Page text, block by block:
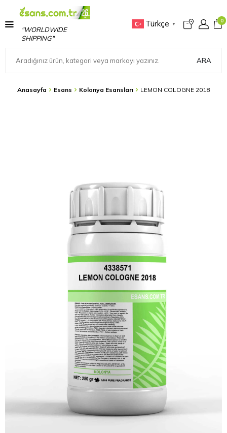
"WORLDWIDE
SHIPPING"
Türkçe ▼
0
ARA
Anasayfa Esans Kolonya Esansları LEMON COLOGNE 2018